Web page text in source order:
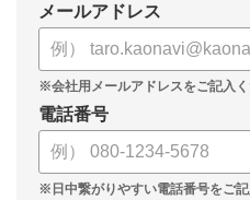
メールアドレス
電話番号